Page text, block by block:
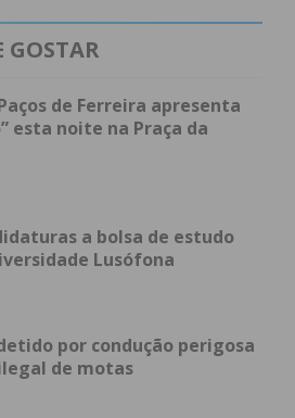
regular a informação
atualizada.
GOSTAR
de Ferreira apresenta
esta noite na Praça da
a bolsa de estudo
Lusófona
por condução perigosa
de motas